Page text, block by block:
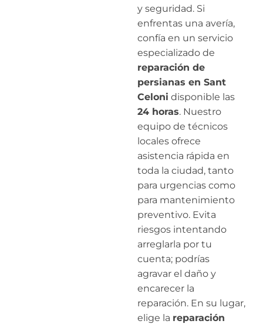
y seguridad. Si
enfrentas una avería,
confía en un servicio
especializado de
reparación de
persianas en Sant
Celoni disponible las
24 horas. Nuestro
equipo de técnicos
locales ofrece
asistencia rápida en
toda la ciudad, tanto
para urgencias como
para mantenimiento
preventivo. Evita
riesgos intentando
arreglarla por tu
cuenta; podrías
agravar el daño y
encarecer la
reparación. En su lugar,
elige la reparación